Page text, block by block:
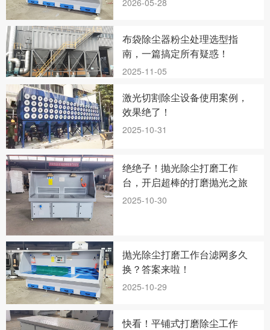
2026-05-28
布袋除尘器粉尘处理选型指
南，一篇搞定所有疑惑！
2025-11-05
激光切割除尘设备使用案例，
效果绝了！
2025-10-31
绝绝子！抛光除尘打磨工作
台，开启超棒的打磨抛光之旅
2025-10-30
抛光除尘打磨工作台滤网多久
换？答案来啦！
2025-10-29
快看！平铺式打磨除尘工作